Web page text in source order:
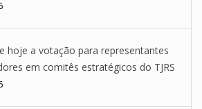
hoje a votação para representantes
em comitês estratégicos do TJRS